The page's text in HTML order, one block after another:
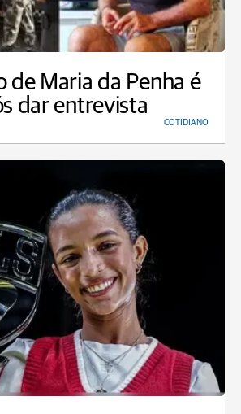
de Maria da Penha é
dar entrevista
COTIDIANO